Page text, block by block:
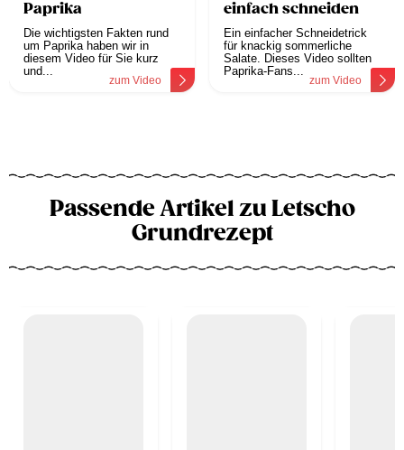
Paprika
Die wichtigsten Fakten rund
um Paprika haben wir in
diesem Video für Sie kurz
und...
zum Video
einfach schneiden
Ein einfacher Schneidetrick
für knackig sommerliche
Salate. Dieses Video sollten
Paprika-Fans...
zum Video
Passende Artikel zu Letscho
Grundrezept